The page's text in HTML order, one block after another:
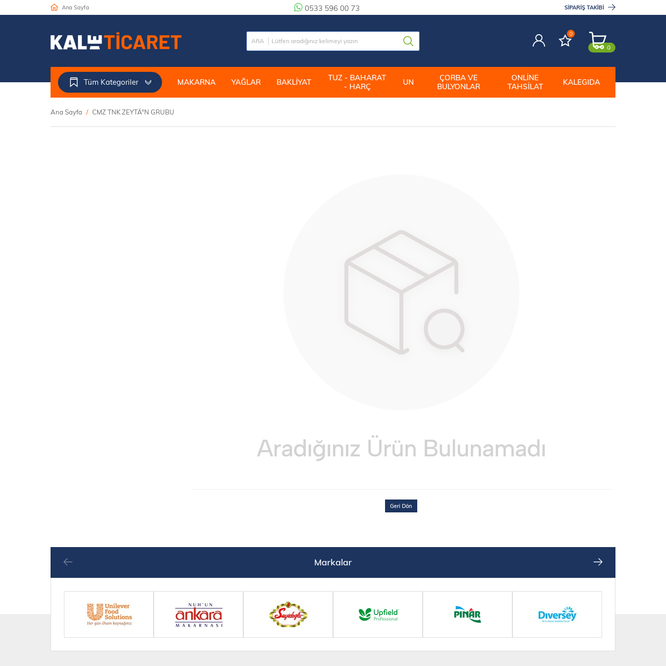
0
0
Tüm Kategoriler MAKARNA YAĞLAR BAKLİYAT
TUZ - BAHARAT
- HARÇ
UN
ÇORBA VE
BULYONLAR
ONLINE
TAHSILAT
KALEGIDA
Ana Sayfa 0533 596 00 73 SIPARIŞ TAKIBI
Ana Sayfa CMZ TNK ZEYTÄ°N GRUBU
Geri Dön
Markalar